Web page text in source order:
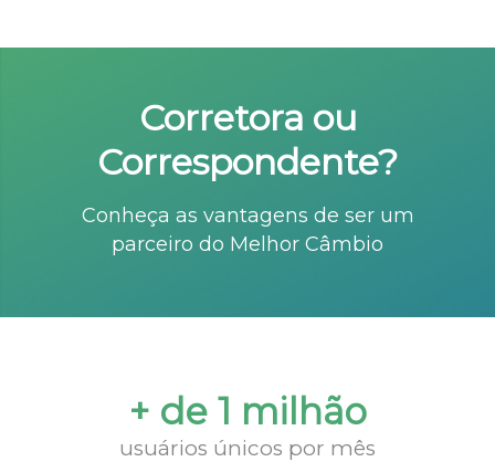
Corretora ou
Correspondente?
Conheça as vantagens de ser um
parceiro do Melhor Câmbio
+ de 1 milhão
usuários únicos por mês